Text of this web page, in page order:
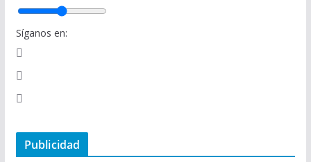
Síganos en:
Publicidad